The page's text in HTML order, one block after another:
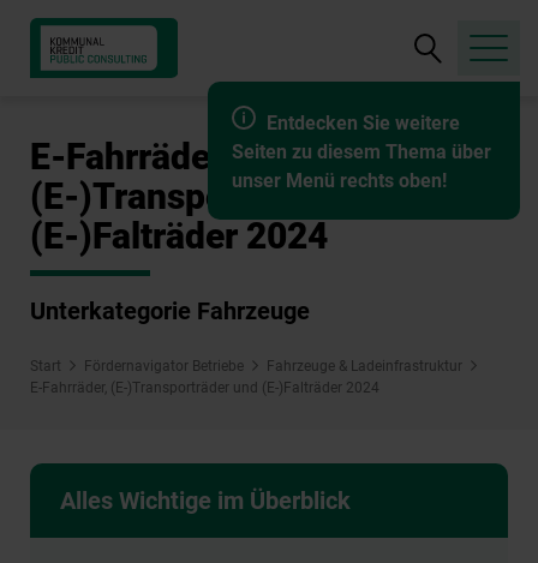
Entdecken Sie weitere
Seiten zu diesem Thema über
unser Menü rechts oben!
Suche
öffnen
E-Fahrräder,
(E-)Transporträder und
(E-)Falträder 2024
Unterkategorie Fahrzeuge
Start Fördernavigator Betriebe
Fahrzeuge & Ladeinfrastruktur
E-Fahrräder, (E-)Transporträder und (E-)Falträder 2024
Alles Wichtige im Überblick